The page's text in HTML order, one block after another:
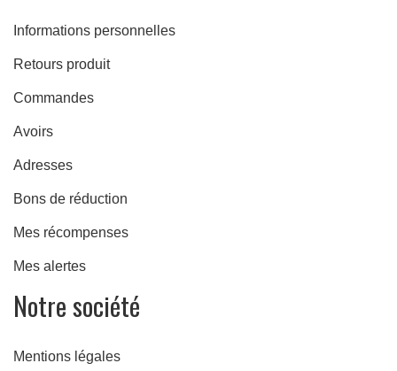
Informations personnelles
Retours produit
Commandes
Avoirs
Adresses
Bons de réduction
Mes récompenses
Mes alertes
Notre société
Mentions légales